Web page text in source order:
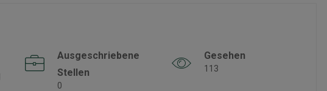
Ausgeschriebene
Stellen
0
Gesehen
113